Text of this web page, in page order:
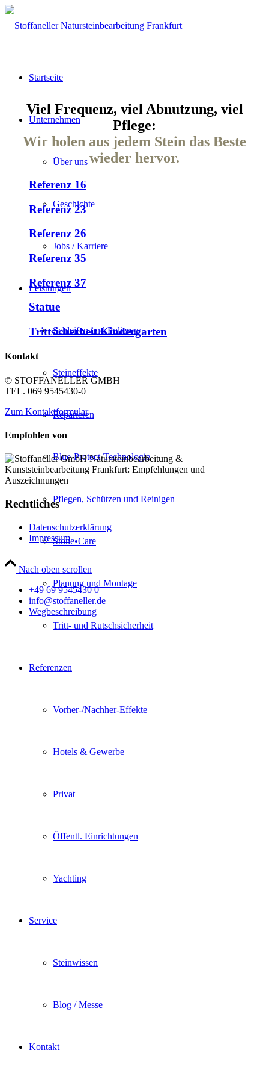
Startseite
Unternehmen
Über uns
Geschichte
Jobs / Karriere
Leistungen
Schleifen und Polieren
Steineffekte
Reparieren
Blue-Protect-Technologie
Pflegen, Schützen und Reinigen
Stone•Care
Planung und Montage
Tritt- und Rutschsicherheit
Referenzen
Vorher-/Nachher-Effekte
Hotels & Gewerbe
Privat
Öffentl. Einrichtungen
Yachting
Service
Steinwissen
Blog / Messe
Kontakt
Viel Frequenz, viel Abnutzung, viel
Pflege:
Wir holen aus jedem Stein das Beste
wieder hervor.
Referenz 16
Referenz 23
Referenz 26
Referenz 35
Referenz 37
Statue
Trittsicherheit Kindergarten
Kontakt
© STOFFANELLER GMBH
TEL. 069 9545430-0
Zum Kontaktformular
Empfohlen von
Rechtliches
Datenschutzerklärung
Impressum
Nach oben scrollen
+49 69 9545430 0
info@stoffaneller.de
Wegbeschreibung